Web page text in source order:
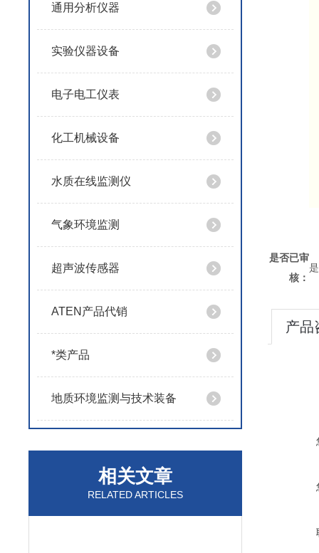
通用分析仪器
实验仪器设备
电子电工仪表
化工机械设备
水质在线监测仪
气象环境监测
超声波传感器
ATEN产品代销
*类产品
地质环境监测与技术装备
相关文章
RELATED ARTICLES
是否已审
核：
是
产品